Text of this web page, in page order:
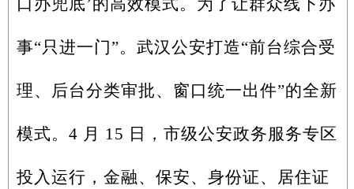
口办兜底’的高效模式。为了让群众线下办
事“只进一门”。武汉公安打造“前台综合受
理、后台分类审批、窗口统一出件”的全新
模式。4 月 15 日，市级公安政务服务专区
投入运行，金融、保安、身份证、居住证